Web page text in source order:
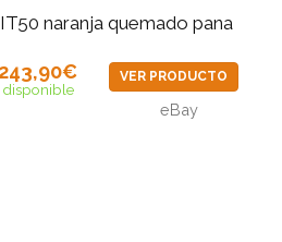
naranja quemado pana
243,90€
disponible
VER PRODUCTO
eBay